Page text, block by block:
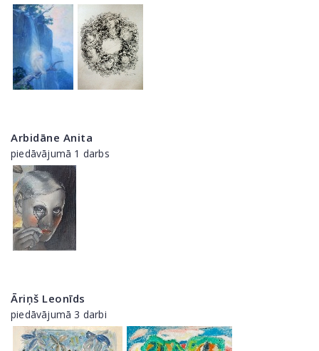
Arbidāne Anita
piedāvājumā 1 darbs
Āriņš Leonīds
piedāvājumā 3 darbi